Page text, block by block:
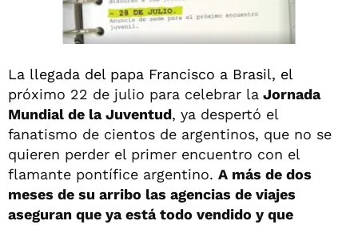
La llegada del papa Francisco a Brasil, el
próximo 22 de julio para celebrar la Jornada
Mundial de la Juventud, ya despertó el
fanatismo de cientos de argentinos, que no se
quieren perder el primer encuentro con el
flamante pontífice argentino. A más de dos
meses de su arribo las agencias de viajes
aseguran que ya está todo vendido y que